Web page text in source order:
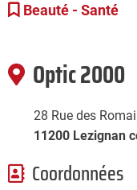
Beauté - Santé
Optic 2000
28 Rue des
11200 Lezignan
Coordonnées